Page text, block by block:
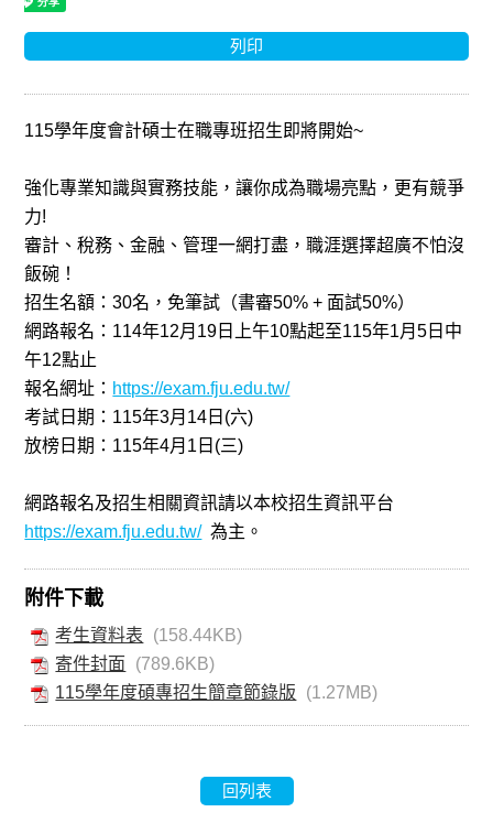
列印
115學年度會計碩士在職專班招生即將開始~
強化專業知識與實務技能，讓你成為職場亮點，更有競爭
力!
審計、稅務、金融、管理一網打盡，職涯選擇超廣不怕沒
飯碗！
招生名額：30名，免筆試（書審50% + 面試50%）
網路報名： 114年12月 19 日上午10點起至115年1月5 日中
午12點止
報名網址： https://exam.fju.edu.tw/
考試日期： 115年3月 14 日 (六)
放榜日期： 115年4月 1 日 (三)
網路報名及招生相關資訊請以本校招生資訊平台
https://exam.fju.edu.tw/ 為主。
附件下載
考生資料表
(158.44KB)
寄件封面
(789.6KB)
115學年度碩專招生簡章節錄版
(1.27MB)
回列表